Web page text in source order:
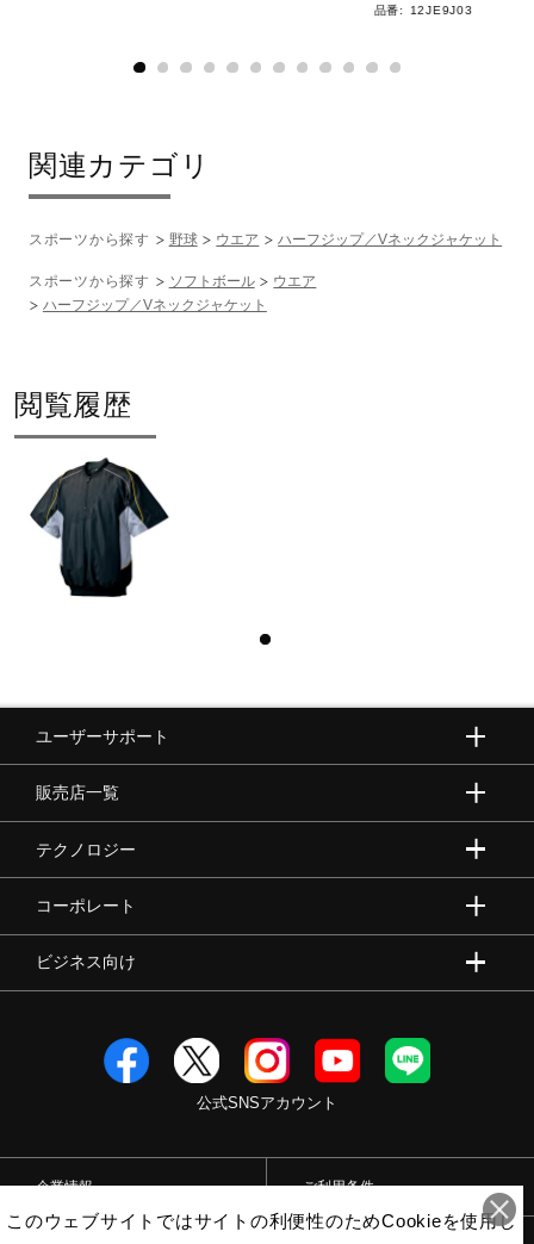
品番: 12JE9J03
関連カテゴリ
スポーツから探す 野球 ウエア ハーフジップ／Vネックジャケット
スポーツから探す ソフトボール
ウエア
ハーフジップ／Vネックジャケット
閲覧履歴
ユーザーサポート
販売店一覧
テクノロジー
コーポレート
ビジネス向け
公式SNSアカウント
企業情報 ご利用条件
このウェブサイトではサイトの利便性のためCookieを使用し